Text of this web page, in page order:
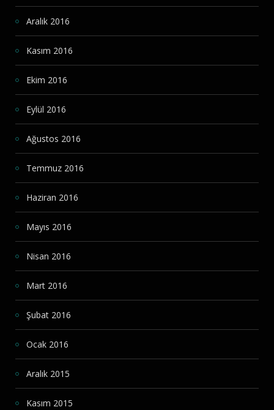
Aralık 2016
Kasım 2016
Ekim 2016
Eylül 2016
Ağustos 2016
Temmuz 2016
Haziran 2016
Mayıs 2016
Nisan 2016
Mart 2016
Şubat 2016
Ocak 2016
Aralık 2015
Kasım 2015